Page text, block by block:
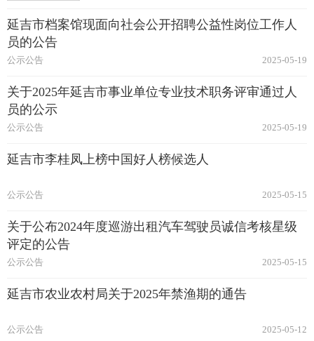
延吉市档案馆现面向社会公开招聘公益性岗位工作人
员的公告
2025-05-19
公示公告
关于2025年延吉市事业单位专业技术职务评审通过人
员的公示
2025-05-19
公示公告
延吉市李桂凤上榜中国好人榜候选人
2025-05-15
公示公告
关于公布2024年度巡游出租汽车驾驶员诚信考核星级
评定的公告
2025-05-15
公示公告
延吉市农业农村局关于2025年禁渔期的通告
2025-05-12
公示公告